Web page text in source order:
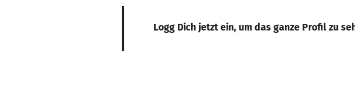
Logg Dich jetzt ein, um das ganze Profil zu